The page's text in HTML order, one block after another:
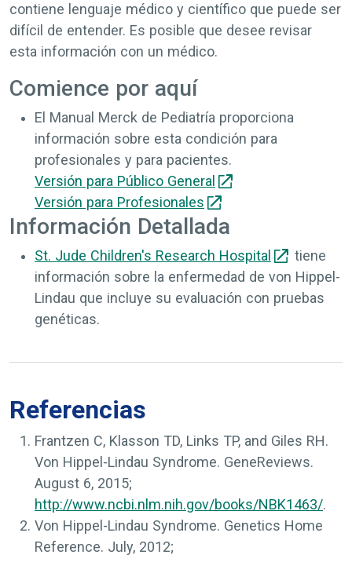
contiene lenguaje médico y científico que puede ser
difícil de entender. Es posible que desee revisar
esta información con un médico.
Comience por aquí
El Manual Merck de Pediatría proporciona
información sobre esta condición para
profesionales y para pacientes.
Versión para Público General
Versión para Profesionales
Información Detallada
St. Jude Children's Research Hospital
tiene
información sobre la enfermedad de von Hippel-
Lindau que incluye su evaluación con pruebas
genéticas.
Referencias
Frantzen C, Klasson TD, Links TP, and Giles RH.
Von Hippel-Lindau Syndrome. GeneReviews.
August 6, 2015;
http://www.ncbi.nlm.nih.gov/books/NBK1463/.
Von Hippel-Lindau Syndrome. Genetics Home
Reference. July, 2012;